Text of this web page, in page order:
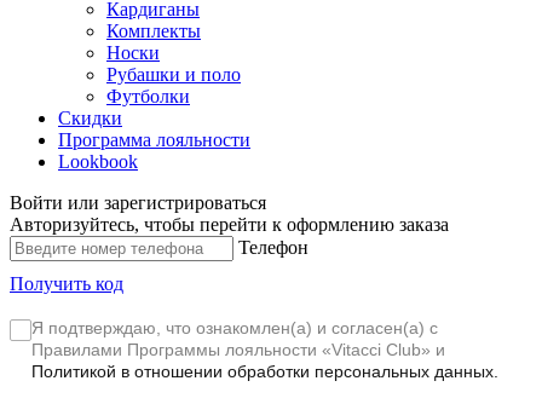
Кардиганы
Комплекты
Носки
Рубашки и поло
Футболки
Скидки
Программа лояльности
Lookbook
Войти или зарегистрироваться
Авторизуйтесь, чтобы перейти к оформлению заказа
Телефон
Получить код
Я подтверждаю, что ознакомлен(а) и согласен(а) с
Правилами Программы лояльности «Vitacci Club» и
Политикой в отношении обработки персональных данных.